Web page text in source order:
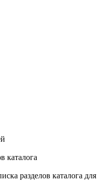
каталога
разделов каталога для